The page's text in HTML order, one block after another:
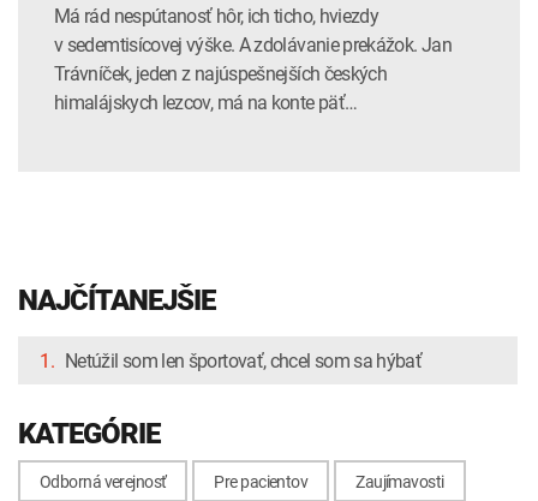
Má rád nespútanosť hôr, ich ticho, hviezdy
v sedemtisícovej výške. A zdolávanie prekážok. Jan
Trávníček, jeden z najúspešnejších českých
himalájskych lezcov, má na konte päť…
NAJČÍTANEJŠIE
1. Netúžil som len športovať, chcel som sa hýbať
KATEGÓRIE
Odborná verejnosť Pre pacientov Zaujímavosti